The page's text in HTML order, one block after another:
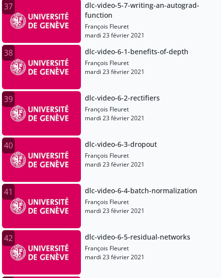
37
dlc-video-5-7-writing-an-autograd-
function
François Fleuret
mardi 23 février 2021
38 dlc-video-6-1-benefits-of-depth
François Fleuret
mardi 23 février 2021
39 dlc-video-6-2-rectifiers
François Fleuret
mardi 23 février 2021
40 dlc-video-6-3-dropout
François Fleuret
mardi 23 février 2021
41 dlc-video-6-4-batch-normalization
François Fleuret
mardi 23 février 2021
42 dlc-video-6-5-residual-networks
François Fleuret
mardi 23 février 2021